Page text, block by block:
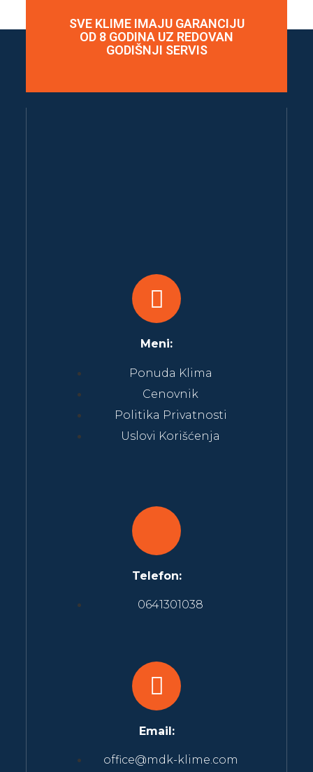
SVE KLIME IMAJU GARANCIJU
OD 8 GODINA UZ REDOVAN
GODIŠNJI SERVIS
Meni:
Ponuda Klima
Cenovnik
Politika Privatnosti
Uslovi Korišćenja
Telefon:
0641301038
Email:
office@mdk-klime.com